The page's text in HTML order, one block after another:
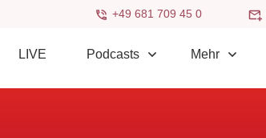
+49 681 709 45 0
LIVE Podcasts Mehr